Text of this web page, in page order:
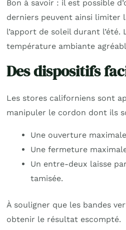
Bon à savoir : il est possible
derniers peuvent ainsi limiter
l’apport de soleil durant
température ambiante
Des dispositifs
Les stores californiens sont
manipuler le cordon dont ils
Une ouverture
Une fermeture
Un entre-deux laisse
tamisée.
À souligner que les bandes
obtenir le résultat escompté.